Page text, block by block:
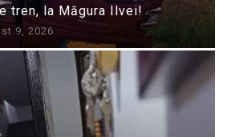
tren, la Măgura Ilvei!
9, 2026